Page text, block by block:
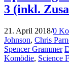
3 (inkl.
21. April 2018/0
Johnson, Chris
Spencer Grammer
Komödie, Science